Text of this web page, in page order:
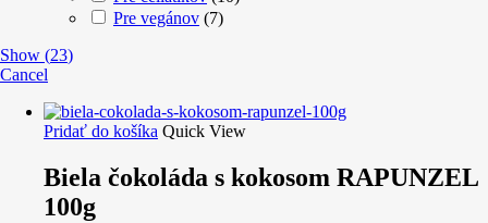
Pre vegánov (7)
Show (23)
Cancel
Pridať do košíka Quick View
Biela čokoláda s kokosom RAPUNZEL
100g